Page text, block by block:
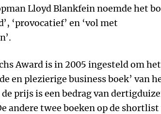
Lloyd Blankfein noemde het
‘provocatief’ en ‘vol met
Award is in 2005 ingesteld om het
en plezierige business boek’ van
prijs is een bedrag van
andere twee boeken op de